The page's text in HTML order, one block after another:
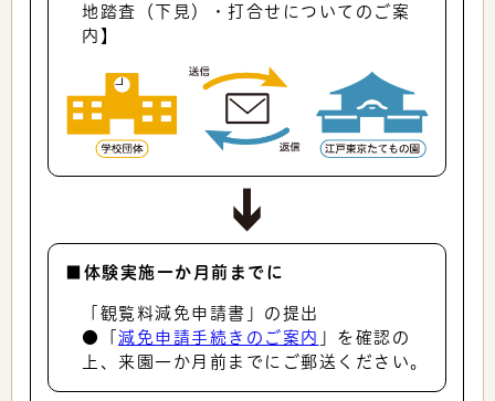
地踏査（下見）・打合せについてのご案
内】
■体験実施一か月前までに
「観覧料減免申請書」の提出
●「減免申請手続きのご案内
」を確認の
上、来園一か月前までにご郵送ください。